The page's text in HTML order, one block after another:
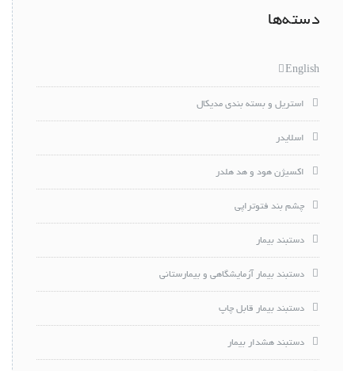
دسته‌ها
English
استریل و بسته بندی مدیکال
اسلایدر
اکسیژن هود و هد هلدر
چشم بند فتوتراپی
دستبند بیمار
دستبند بیمار آزمایشگاهی و بیمارستانی
دستبند بیمار قابل چاپ
دستبند هشدار بیمار